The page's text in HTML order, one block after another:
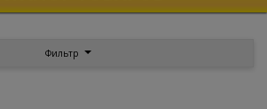
Фильтр